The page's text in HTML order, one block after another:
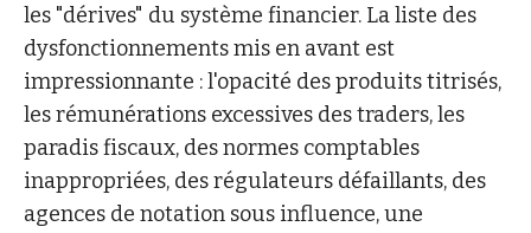
les "dérives" du système financier. La liste des
dysfonctionnements mis en avant est
impressionnante : l'opacité des produits titrisés,
les rémunérations excessives des traders, les
paradis fiscaux, des normes comptables
inappropriées, des régulateurs défaillants, des
agences de notation sous influence, une